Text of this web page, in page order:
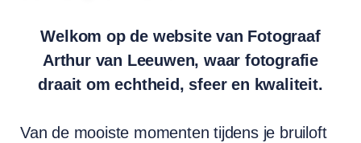
Welkom op de website van Fotograaf
Arthur van Leeuwen, waar fotografie
draait om echtheid, sfeer en kwaliteit.
Van de mooiste momenten tijdens je bruiloft